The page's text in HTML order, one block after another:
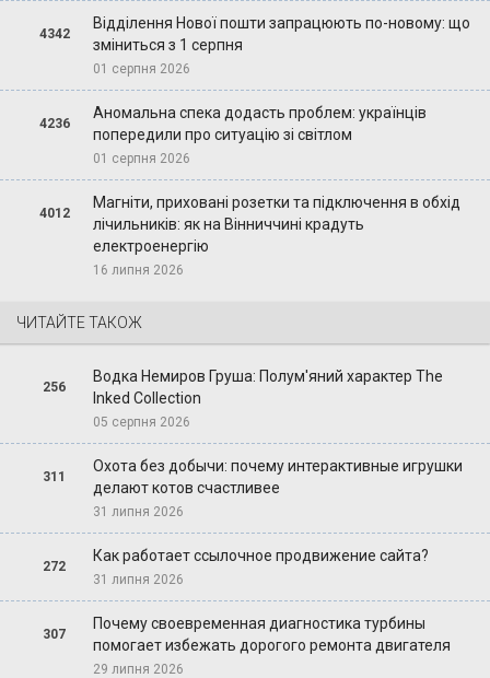
4342
Відділення Нової пошти запрацюють по-новому: що
зміниться з 1 серпня
01 серпня 2026
4236
Аномальна спека додасть проблем: українців
попередили про ситуацію зі світлом
01 серпня 2026
4012
Магніти, приховані розетки та підключення в обхід
лічильників: як на Вінниччині крадуть
електроенергію
16 липня 2026
ЧИТАЙТЕ ТАКОЖ
256
Водка Немиров Груша: Полум'яний характер The
Inked Collection
05 серпня 2026
311
Охота без добычи: почему интерактивные игрушки
делают котов счастливее
31 липня 2026
272
Как работает ссылочное продвижение сайта?
31 липня 2026
307
Почему своевременная диагностика турбины
помогает избежать дорогого ремонта двигателя
29 липня 2026